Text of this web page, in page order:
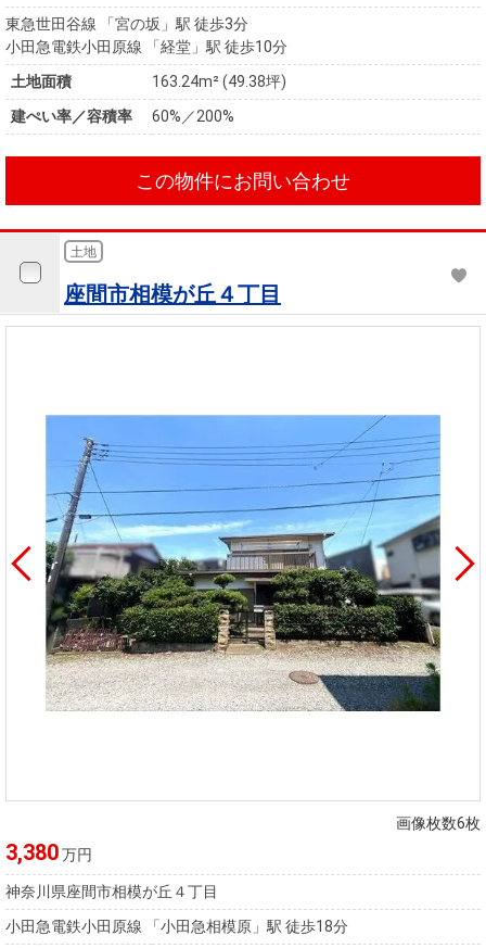
東急世田谷線 「宮の坂」駅 徒歩3分
小田急電鉄小田原線 「経堂」駅 徒歩10分
土地面積
163.24m² (49.38坪)
建ぺい率／容積率
60%／200%
この物件にお問い合わせ
土地
座間市相模が丘４丁目
画像枚数6枚
3,380万円
神奈川県座間市相模が丘４丁目
小田急電鉄小田原線 「小田急相模原」駅 徒歩18分